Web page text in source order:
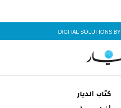
DIGITAL SOLUTIONS BY
كتّاب الديار